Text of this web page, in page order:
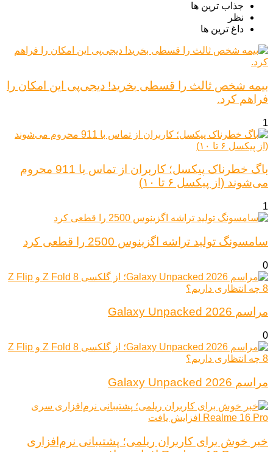
جذاب ترین ها
نظر
داغ ترین ها
بیمه شخص ثالث را قسطی بخرید! دیجی‌پی این امکان را
فراهم کرد.
1
باگ خطرناک پیکسل؛ کاربران از تماس با 911 محروم
می‌شوند (از پیکسل ۶ تا ۱۰)
1
سامسونگ تولید تراشه اگزینوس 2500 را قطعی کرد
0
مراسم Galaxy Unpacked 2026
0
مراسم Galaxy Unpacked 2026
خبر خوش برای کاربران ریلمی؛ پشتیبانی نرم‌افزاری